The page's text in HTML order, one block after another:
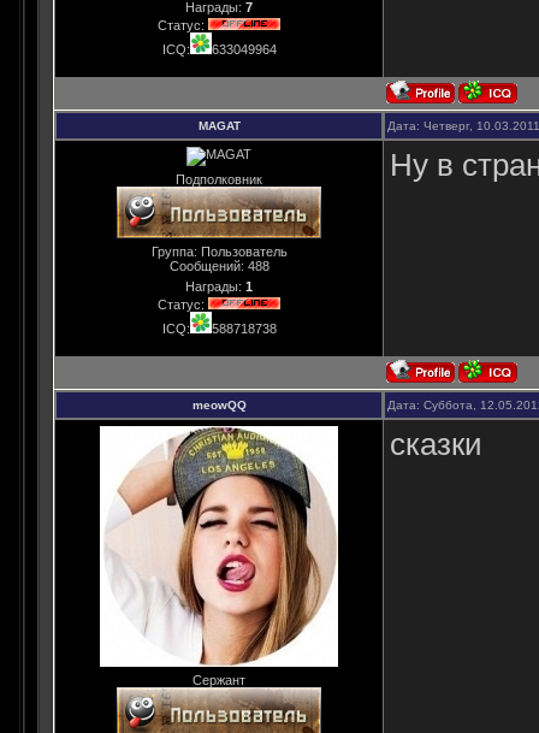
Награды: 7
Статус:
ICQ:
633049964
MAGAT Дата: Четверг,
Подполковник
Группа: Пользователь
Сообщений: 488
Награды: 1
Статус:
ICQ:
588718738
Ну в
meowQQ Дата: Суббота,
Сержант
сказки